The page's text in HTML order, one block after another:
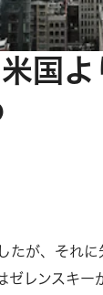
国よ
が、それ
レンスキ